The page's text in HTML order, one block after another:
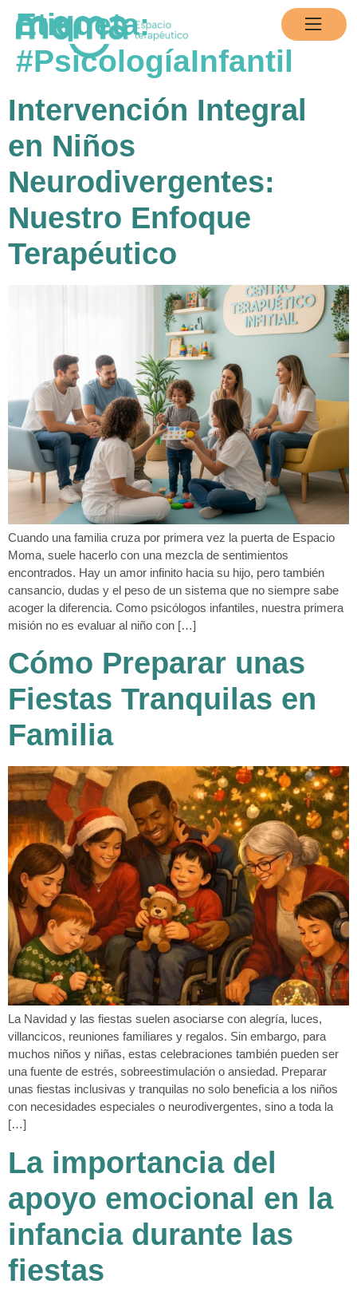
Etiqueta:
#PsicologíaInfantil
Intervención Integral
en Niños
Neurodivergentes:
Nuestro Enfoque
Terapéutico
Cuando una familia cruza por primera vez la puerta de Espacio
Moma, suele hacerlo con una mezcla de sentimientos
encontrados. Hay un amor infinito hacia su hijo, pero también
cansancio, dudas y el peso de un sistema que no siempre sabe
acoger la diferencia. Como psicólogos infantiles, nuestra primera
misión no es evaluar al niño con […]
Cómo Preparar unas
Fiestas Tranquilas en
Familia
La Navidad y las fiestas suelen asociarse con alegría, luces,
villancicos, reuniones familiares y regalos. Sin embargo, para
muchos niños y niñas, estas celebraciones también pueden ser
una fuente de estrés, sobreestimulación o ansiedad. Preparar
unas fiestas inclusivas y tranquilas no solo beneficia a los niños
con necesidades especiales o neurodivergentes, sino a toda la
[…]
La importancia del
apoyo emocional en la
infancia durante las
fiestas